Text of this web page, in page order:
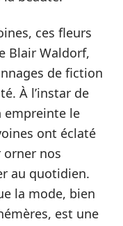
ces fleurs
Blair Waldorf,
de fiction
À l’instar de
empreinte le
ont éclaté
nos
au quotidien.
la mode, bien
est une